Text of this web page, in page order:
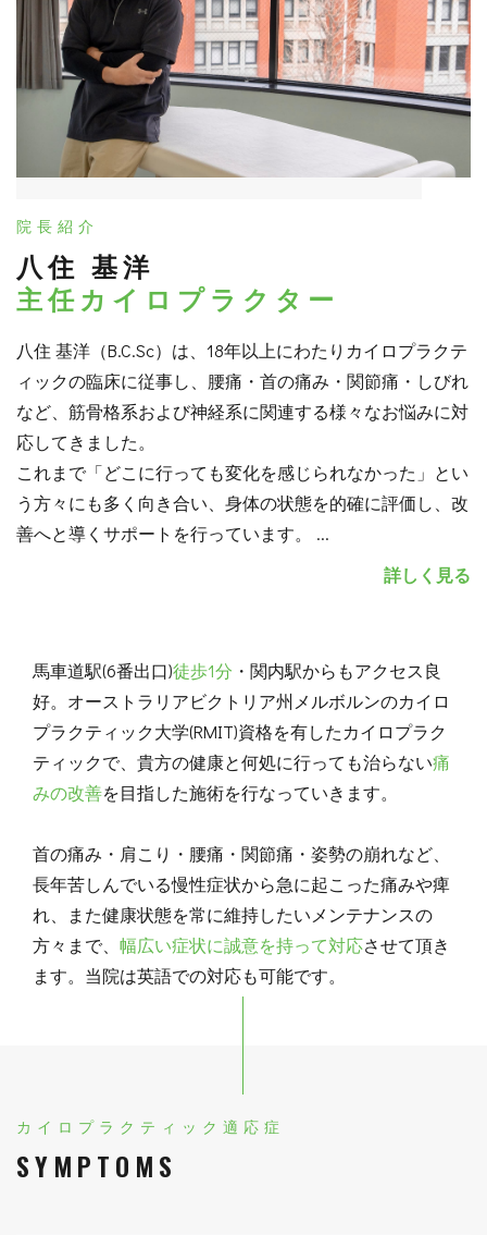
院長紹介
八住 基洋
主任カイロプラクター
八住 基洋（B.C.Sc）は、18年以上にわたりカイロプラクテ
ィックの臨床に従事し、腰痛・首の痛み・関節痛・しびれ
など、筋骨格系および神経系に関連する様々なお悩みに対
応してきました。
これまで「どこに行っても変化を感じられなかった」とい
う方々にも多く向き合い、身体の状態を的確に評価し、改
善へと導くサポートを行っています。 ...
詳しく見る
馬車道駅(6番出口)徒歩1分 ・関内駅からもアクセス良
好。オーストラリアビクトリア州メルボルンのカイロ
プラクティック大学(RMIT)資格を有したカイロプラク
ティックで、貴方の健康と何処に行っても治らない痛
みの改善を目指した施術を行なっていきます。
首の痛み・肩こり・腰痛・関節痛・姿勢の崩れなど、
長年苦しんでいる慢性症状から急に起こった痛みや痺
れ、また健康状態を常に維持したいメンテナンスの
方々まで、 幅広い症状に誠意を持って対応させて頂き
ます。当院は英語での対応も可能です。
カイロプラクティック適応症
SYMPTOMS